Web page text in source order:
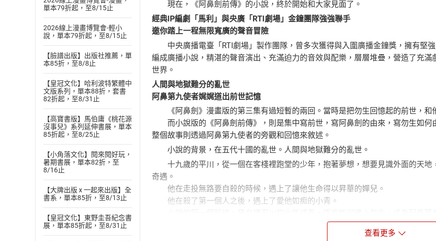
單本79折起，至8/15止
2026線上漫畫博覽會-輕小
說，單本79折起，至8/15止
【臉譜出版】出版社推薦，單
本85折，至8/8止
【皇冠文化】哈利波特繁體中
文版系列，單本88折，套書
82折起，至8/31止
【高寶書版】馬伯庸《桃花源
沒事兒》系列延伸書展，單本
85折起，至8/25止
【小角落文化】閱來閱好玩，
暑期書展，單本82折，至
8/16止
【大牌出版 x 一起來出版】全
書系，單本85折，至8/13止
【皇冠文化】東野圭吾紀念書
展，單本85折起，至8/31止
現在，《阿鼻劍前傳》的小說，終於開始和大家見面了。
經典IP編劇「馬利」與央廣「RTI劇場」金鐘團隊強強聯手
邀你踏上一程無限寬廣的聲音冒險
中央廣播電臺「RTI劇場」製作團隊，曾多次獲得與入圍廣播金鐘獎，擁有堅
編成廣播小說，精湛的聲音演出、充滿迫力的音效與配樂，層層堆疊，營造了充
世界。
人間與地獄難分的亂世
阿鼻第九使者娓娓道出前世記憶
《阿鼻劍》漫畫版的第三集有過短暫的兩回。當時是把勿生回憶起的前世，和
而小說版的《阿鼻劍前傳》，則是集中寫前世，寫阿鼻劍的由來，寫勿生如何
整個故事則透過阿鼻第九使者的旁觀和回憶來敘述。
小說的背景，在五代十國的亂世。人間與地獄難分的亂世。
十九歲的平川，從一個在客棧裡跑堂的少年，抱著夢想，想要見識外面的天地
奇遇。
他在走投無路要自殺的時候，遇上了讓他生命得以昇華的嬋兒。
他在殺了第一個人之後，遇上了愛他如痴的小青。
小說的第二個脈絡，則是在講摩訶劍莊大護法勿生，如何由各方的正派人物遭
查看更多